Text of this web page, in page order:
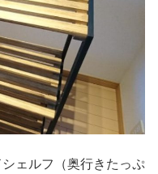
ェルフ（奥行きたっぷ